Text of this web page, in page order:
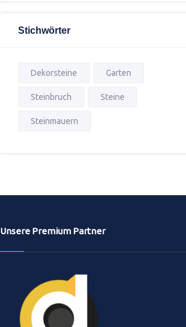
Stichwörter
Dekorsteine Garten
Steinbruch Steine
Steinmauern
Unsere Premium Partner